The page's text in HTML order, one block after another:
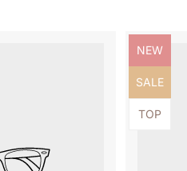
NEW
SALE
TOP